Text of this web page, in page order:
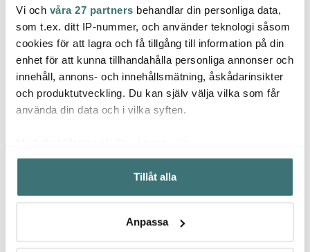
Vi och våra 27 partners behandlar din personliga data,
som t.ex. ditt IP-nummer, och använder teknologi såsom
cookies för att lagra och få tillgång till information på din
enhet för att kunna tillhandahålla personliga annonser och
innehåll, annons- och innehållsmätning, åskådarinsikter
och produktutveckling. Du kan själv välja vilka som får
använda din data och i vilka syften.
Samla in information om din geografiska plats som
kan ha en noggrannhet på upp till flera meter
Identifiera din enhet genom att aktivt skanna den för
Ta reda på mer om hur dina personliga uppgifter
Tillåt alla
Anpassa
Martinex
Mumin hjärtburk
blomsterhjärta 10 cm
rosa
79 kr
Få i lager
Martinex
Mumin Plåtburk för
filter 16,5 cm Urskog röd
159 kr
Få i lager
cm
49 kr
Låt dig inspireras av våra kunder